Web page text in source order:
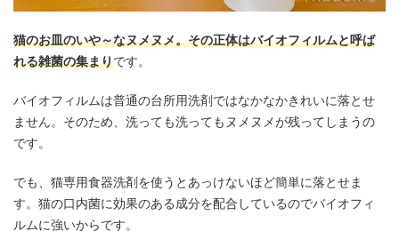
猫のお皿のいや～なヌメヌメ。その正体はバイオフィルムと呼ば
れる雑菌の集まりです。
バイオフィルムは普通の台所用洗剤ではなかなかきれいに落とせ
ません。そのため、洗っても洗ってもヌメヌメが残ってしまうの
です。
でも、猫専用食器洗剤を使うとあっけないほど簡単に落とせま
す。猫の口内菌に効果のある成分を配合しているのでバイオフィ
ルムに強いからです。